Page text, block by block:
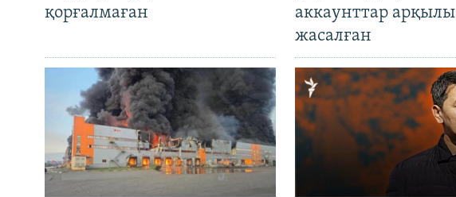
қорғалмаған
аккаунттар арқылы
жасалған